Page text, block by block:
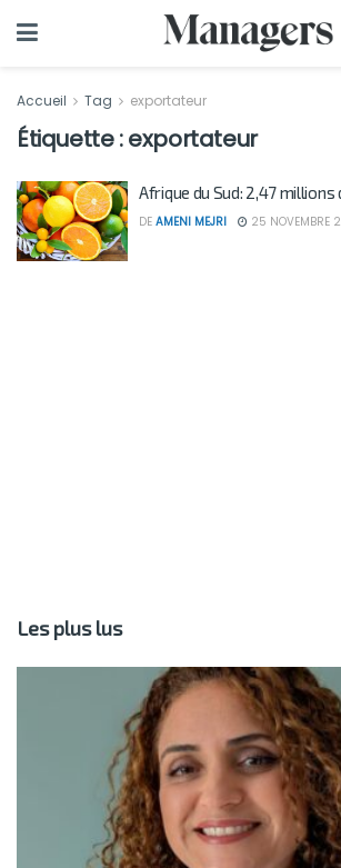
Accueil Tag exportateur
Étiquette :exportateur
Afrique du Sud: 2,47
DE AMENI MEJRI 25 NOVEMBRE
Les plus lus